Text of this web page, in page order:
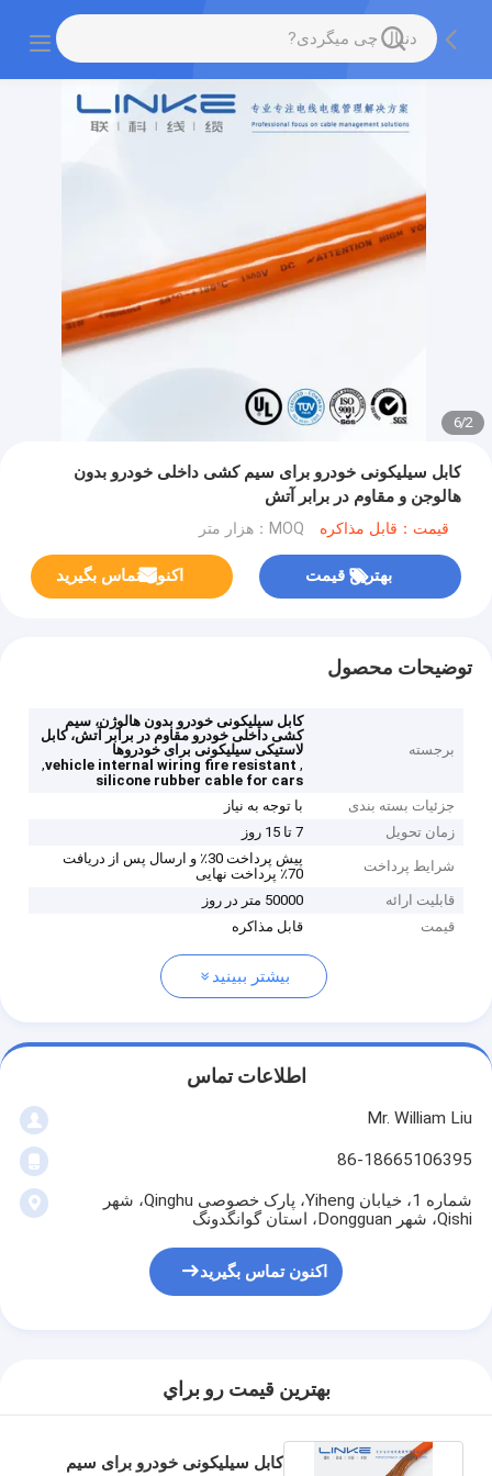
2
/
6
کابل سیلیکونی خودرو برای سیم کشی داخلی خودرو بدون
هالوجن و مقاوم در برابر آتش
قیمت：قابل مذاکره MOQ：هزار متر
بهترین قیمت اکنون تماس بگیرید
توضیحات محصول
برجسته
کابل سیلیکونی خودرو بدون هالوژن، سیم
کشی داخلی خودرو مقاوم در برابر آتش، کابل
لاستیکی سیلیکونی برای خودروها
,
vehicle internal wiring fire resistant
,
silicone rubber cable for cars
جزئیات بسته بندی
با توجه به نیاز
زمان تحویل
7 تا 15 روز
شرایط پرداخت
پیش پرداخت 30٪ و ارسال پس از دریافت
70٪ پرداخت نهایی
قابلیت ارائه
50000 متر در روز
قیمت
قابل مذاکره
بیشتر ببینید
اطلاعات تماس
Mr. William Liu
86-18665106395
شماره 1، خیابان Yiheng، پارک خصوصی Qinghu، شهر
Qishi، شهر Dongguan، استان گوانگدونگ
اکنون تماس بگیرید
بهترين قيمت رو براي
کابل سیلیکونی خودرو برای سیم